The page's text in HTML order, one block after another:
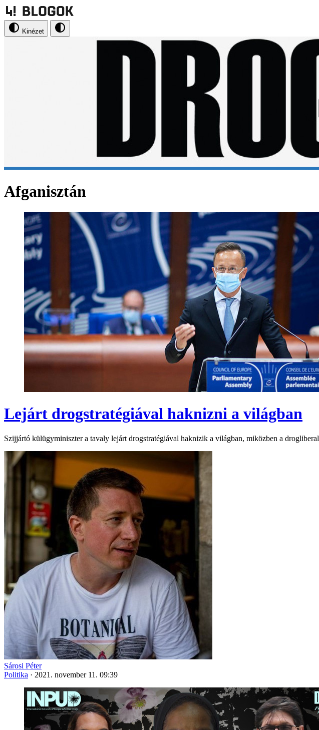
Kinézet
Afganisztán
Lejárt drogstratégiával haknizni a világban
Szijjártó külügyminiszter a tavaly lejárt drogstratégiával haknizik a világban, miközben a
Sárosi Péter
Politika · 2021. november 11. 09:39